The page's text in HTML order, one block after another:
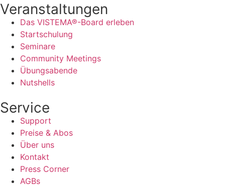
Veranstaltungen
Das VISTEMA®-Board erleben
Startschulung
Seminare
Community Meetings
Übungsabende
Nutshells
Service
Support
Preise & Abos
Über uns
Kontakt
Press Corner
AGBs